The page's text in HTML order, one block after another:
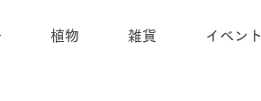
植物 雑貨 イベント